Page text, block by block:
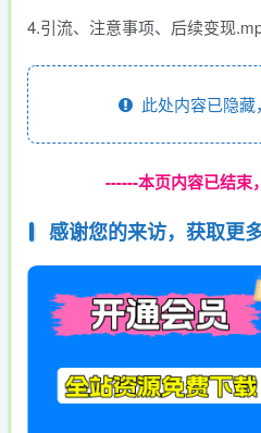
4.引流、注意事项、后续变现
此处内容已隐藏
------本页内容已结束
感谢您的来访，获取更